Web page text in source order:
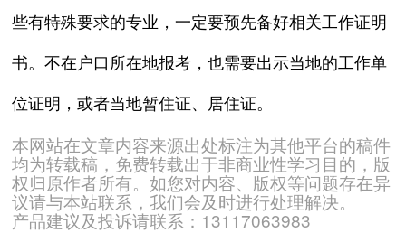
些有特殊要求的专业，一定要预先备好相关工作证明
书。不在户口所在地报考，也需要出示当地的工作单
位证明，或者当地暂住证、居住证。
本网站在文章内容来源出处标注为其他平台的稿件
均为转载稿，免费转载出于非商业性学习目的，版
权归原作者所有。如您对内容、版权等问题存在异
议请与本站联系，我们会及时进行处理解决。
产品建议及投诉请联系：13117063983